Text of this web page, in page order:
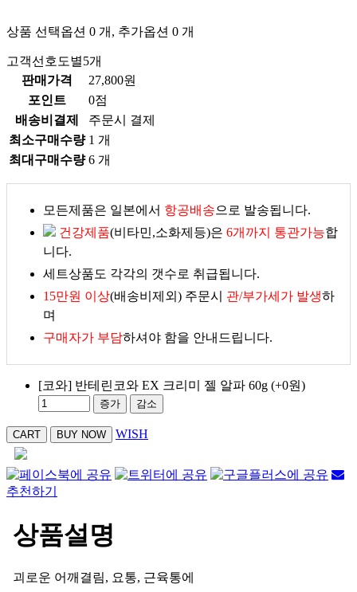
상품 선택옵션 0 개, 추가옵션 0 개
고객선호도별5개
판매가격
27,800원
포인트
0점
배송비결제
주문시 결제
최소구매수량 1 개
최대구매수량 6 개
모든제품은 일본에서 항공배송으로 발송됩니다.
건강제품(비타민,소화제등)은 6개까지 통관가능합
니다.
세트상품도 각각의 갯수로 취급됩니다.
15만원 이상(배송비제외) 주문시 관/부가세가 발생하
며
구매자가 부담하셔야 함을 안내드립니다.
[코와] 반테린코와 EX 크리미 젤 알파 60g (+0원)
증가 감소
WISH
추천하기
상품설명
괴로운 어깨결림, 요통, 근육통에